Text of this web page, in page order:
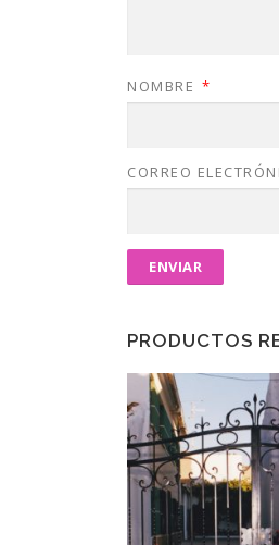
NOMBRE *
CORREO
PRODUCTOS